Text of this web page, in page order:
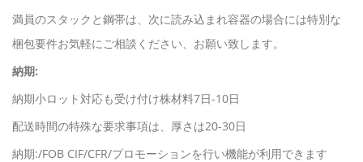
満員のスタックと鋼帯は、次に読み込まれ容器の場合には特別な
梱包要件お気軽にご相談ください、お願い致します。
納期:
納期小ロット対応も受け付け株材料7日-10日
配送時間の特殊な要求事項は、厚さは20-30日
納期:/FOB CIF/CFR/プロモーションを行い機能が利用できます